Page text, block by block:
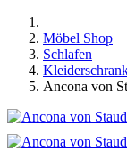
Möbel Shop
Schlafen
Ancona von